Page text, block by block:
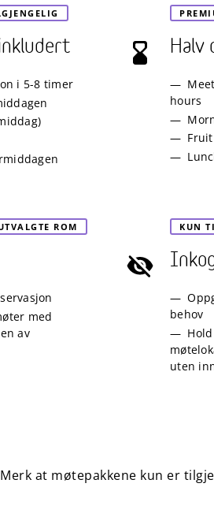
i 5-8 timer
Halv
hours
ROM
med
av
KUN
behov
uten
Merk at møtepakkene kun er